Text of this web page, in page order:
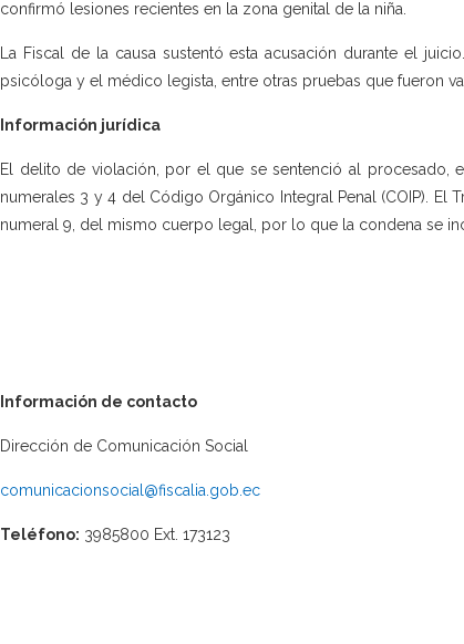
confirmó lesiones recientes en la zona genital de la niña.
La Fiscal de la causa sustentó esta acusación durante el
psicóloga y el médico legista, entre otras pruebas que fueron
Información jurídica
El delito de violación, por el que se sentenció al procesado,
numerales 3 y 4 del Código Orgánico Integral Penal (COIP). El
numeral 9, del mismo cuerpo legal, por lo que la condena se
Información de contacto
Dirección de Comunicación Social
comunicacionsocial@fiscalia.gob.ec
Teléfono: 3985800 Ext. 173123